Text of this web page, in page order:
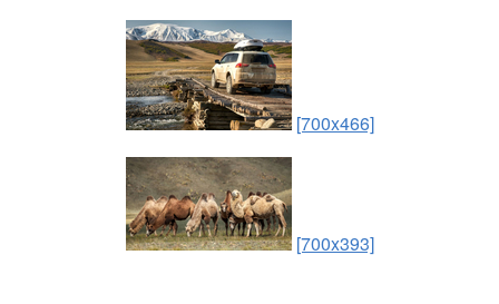
[700x466]
[700x393]